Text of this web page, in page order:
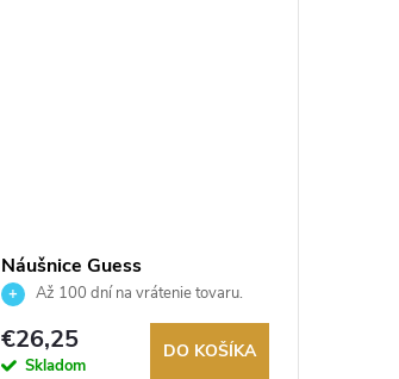
Náušnice Guess
JUBE06092JWRHT
Až 100 dní na vrátenie tovaru.
Autorizovaný predajca.
€26,25
Skladom
DO KOŠÍKA